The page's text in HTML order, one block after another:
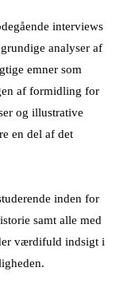
interviews
analyser af
emner som
af formidling for
og illustrative
en del af det
inden for
samt alle med
værdifuld indsigt i